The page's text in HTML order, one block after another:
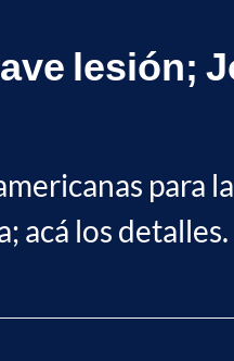
lesión;
para
acá los detalles.